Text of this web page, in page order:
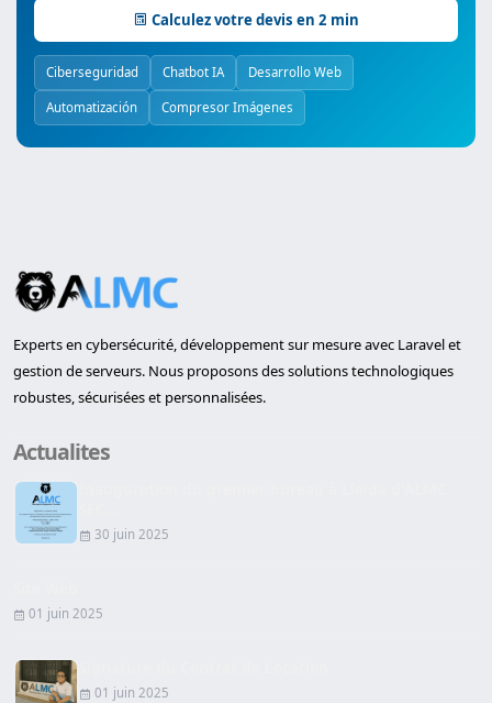
Calculez votre devis en 2 min
Ciberseguridad Chatbot IA Desarrollo Web
Automatización Compresor Imágenes
Experts en cybersécurité, développement sur mesure avec Laravel et
gestion de serveurs. Nous proposons des solutions technologiques
robustes, sécurisées et personnalisées.
Actualites
30 juin 2025
01 juin 2025
01 juin 2025